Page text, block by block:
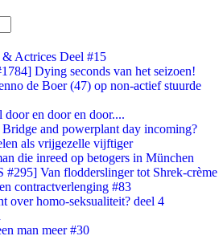
Actrices Deel #15
Dying seconds van het seizoen!
de Boer (47) op non-actief stuurde
en door en door....
and powerplant day incoming?
als vrijgezelle vijftiger
die inreed op betogers in München
Van flodderslinger tot Shrek-crème
contractverlenging #83
over homo-seksualiteit? deel 4
man meer #30